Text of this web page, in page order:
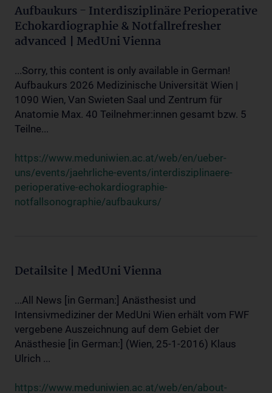
Aufbaukurs - Interdisziplinäre Perioperative
Echokardiographie & Notfallrefresher
advanced | MedUni Vienna
...Sorry, this content is only available in German!
Aufbaukurs 2026 Medizinische Universität Wien |
1090 Wien, Van Swieten Saal und Zentrum für
Anatomie Max. 40 Teilnehmer:innen gesamt bzw. 5
Teilne...
https://www.meduniwien.ac.at/web/en/ueber-
uns/events/jaehrliche-events/interdisziplinaere-
perioperative-echokardiographie-
notfallsonographie/aufbaukurs/
Detailsite | MedUni Vienna
...All News [in German:] Anästhesist und
Intensivmediziner der MedUni Wien erhält vom FWF
vergebene Auszeichnung auf dem Gebiet der
Anästhesie [in German:] (Wien, 25-1-2016) Klaus
Ulrich ...
https://www.meduniwien.ac.at/web/en/about-